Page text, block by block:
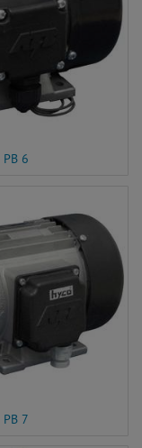
PB 6
PB 7